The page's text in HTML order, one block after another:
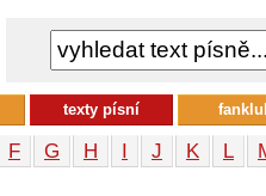
F G H I J K L
texty písní